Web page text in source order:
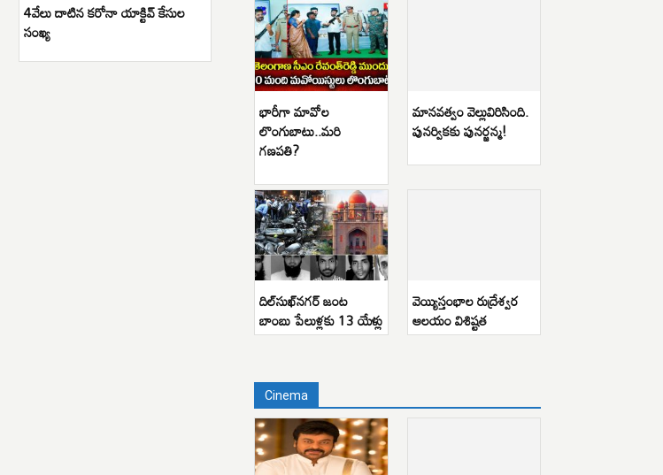
4వేలు దాటిన కరోనా యాక్టివ్ కేసుల
సంఖ్య
భారీగా మావోల
లొంగుబాటు..మరి
గణపతి?
మానవత్వం వెల్లువిరిసింది.
పునర్వికకు పునర్జన్మ!
దిల్‌సుఖ్‌నగర్ జంట
బాంబు పేలుళ్లకు 13 యేళ్లు
వెయ్యిస్తంభాల రుద్రేశ్వర
ఆలయం విశిష్టత
Cinema